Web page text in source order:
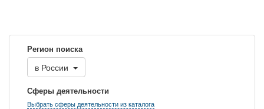
Регион поиска
в России
Сферы деятельности
Выбрать сферы деятельности из каталога